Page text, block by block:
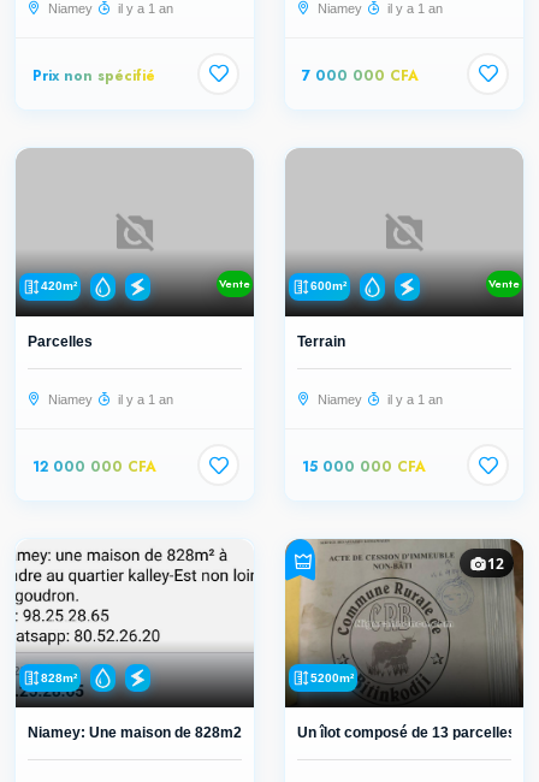
Niamey il y a 1 an
Prix non spécifié
Niamey il y a 1 an
7 000 000 CFA
420m² Vente
Parcelles
Niamey il y a 1 an
12 000 000 CFA
600m² Vente
Terrain
Niamey il y a 1 an
15 000 000 CFA
828m²
Niamey: Une maison de 828m2 a vendr...
12
5200m²
Un îlot composé de 13 parcelles